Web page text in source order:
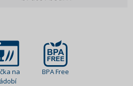
na
BPA Free